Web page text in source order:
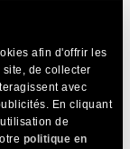
afin d'offrir les
de collecter
avec
En cliquant
de
politique en